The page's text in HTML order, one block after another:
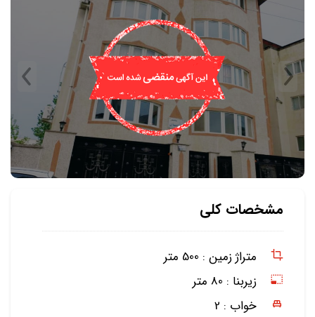
مشخصات کلی
متراژ زمین : 500 متر
زیربنا : 80 متر
خواب : 2